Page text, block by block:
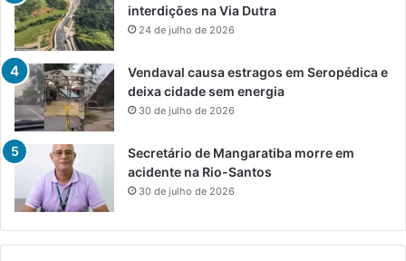
interdições na Via Dutra
24 de julho de 2026
Vendaval causa estragos em Seropédica e
deixa cidade sem energia
30 de julho de 2026
Secretário de Mangaratiba morre em
acidente na Rio-Santos
30 de julho de 2026